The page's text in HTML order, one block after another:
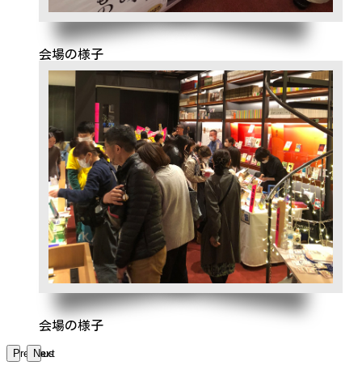
会場の様子
会場の様子
Previous
Next